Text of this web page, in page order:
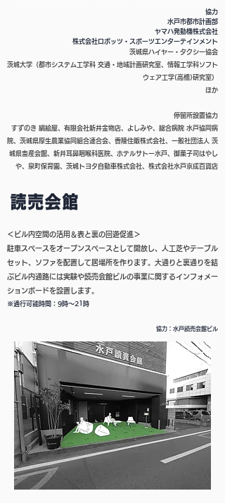
協力
水戸市都市計画部
ヤマハ発動機株式会社
​株式会社ロボッツ・スポーツエンターテインメント
茨城県ハイヤー・タクシー協会
茨城大学（都市システム工学科 交通・地域計画研究室、情報工学科ソフト
ウェア工学(高橋)研究室）
ほか​
停留所設置協力
すずのき 絹絵屋、有限会社新井金物店、よしみや、総合病院 水戸協同病
院、茨城県厚生農業協同組合連合会、香陵住販株式会社、一般社団法人 茨
城県畜産会館、新井耳鼻咽喉科医院、ホテルサトー水戸、御菓子司はやし
や、泉町保育園、茨城トヨタ自動車株式会社、株式会社水戸京成百貨店
＜ビル内空間の活用＆表と裏の回遊促進＞
駐車スペースをオープンスペースとして開放し、人工芝やテーブル
セット、ソファを配置して居場所を作ります。大通りと裏通りを結
ぶビル内通路には実験や読売会館ビルの事業に関するインフォメー
ションボードを設置します。
※通行可能時間：9時～21時
協力：水戸読売会館ビル